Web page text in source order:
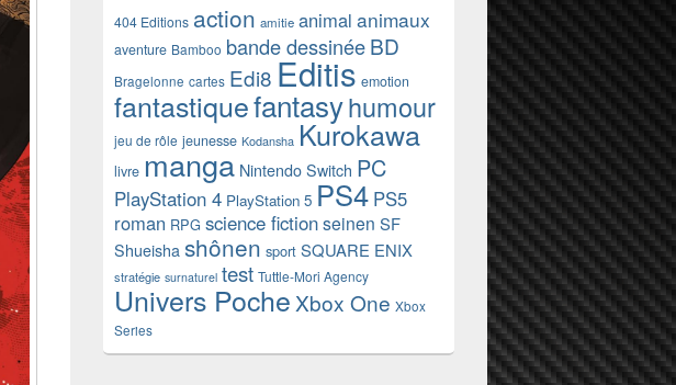
404 Editions action amitie animal animaux
aventure Bamboo bande dessinéeBD
Bragelonne cartes Edi8 Editis emotion
fantastiquefantasyhumour
jeu de rôle jeunesse Kodansha Kurokawa
livre manga Nintendo Switch PC
PlayStation 4 PlayStation 5 PS4 PS5
roman RPG science fictionseinen SF
Shueisha shônen sport SQUARE ENIX
stratégie surnaturel test Tuttle-Mori Agency
Univers Poche Xbox One Xbox
Series